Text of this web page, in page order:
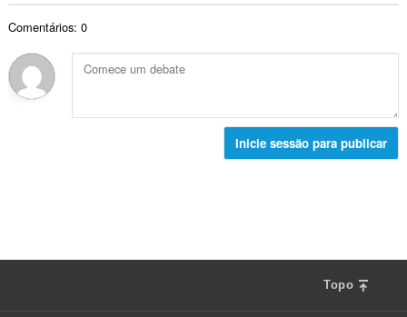
Comentários: 0
Inicie sessão para publicar
Topo